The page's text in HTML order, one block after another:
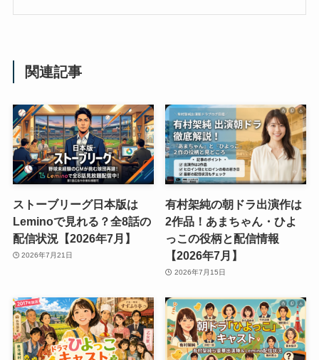
関連記事
ストーブリーグ日本版は
Leminoで見れる？全8話の
配信状況【2026年7月】
2026年7月21日
有村架純の朝ドラ出演作は
2作品！あまちゃん・ひよ
っこの役柄と配信情報
【2026年7月】
2026年7月15日